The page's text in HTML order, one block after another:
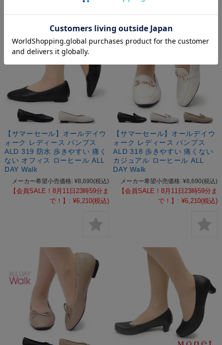
【サマーセール】オールデイウ
ォーク レディース パンプス
ALD 319 防水 歩きやすい 痛く
ない オフィス ローヒール ALL
DAY Walk
メーカー希望小売価格: ¥8,690(税込)
【会員SALE！8月11日23時59分ま
で！】: ¥6,210(税込)
【サマーセール】オールデイウ
ォーク レディース パンプス
ALD 318 歩きやすい 痛くない
カジュアル ローヒール ALL
DAY Walk
メーカー希望小売価格: ¥8,690(税込)
【会員SALE！8月11日23時59分ま
で！】: ¥6,210(税込)